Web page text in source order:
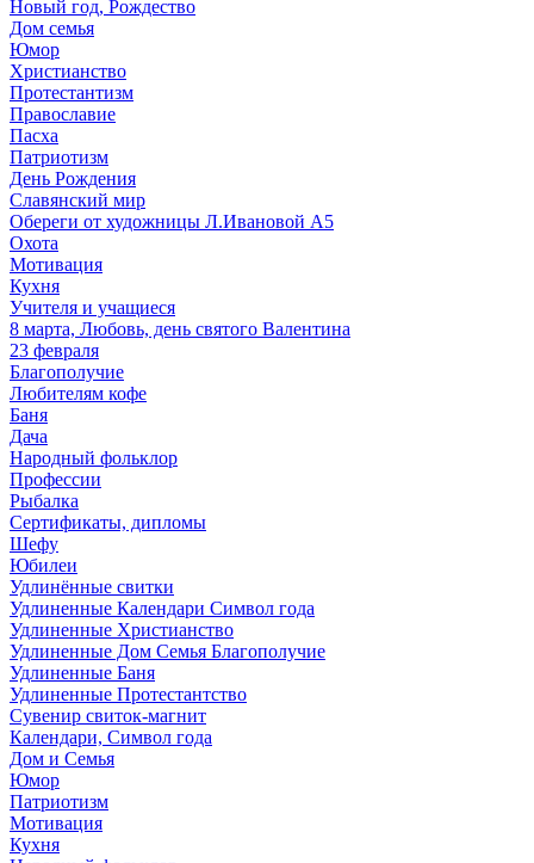
Новый год, Рождество
Дом семья
Юмор
Христианство
Протестантизм
Православие
Пасха
Патриотизм
День Рождения
Славянский мир
Обереги от художницы Л.Ивановой А5
Охота
Мотивация
Кухня
Учителя и учащиеся
8 марта, Любовь, день святого Валентина
23 февраля
Благополучие
Любителям кофе
Баня
Дача
Народный фольклор
Профессии
Рыбалка
Сертификаты, дипломы
Шефу
Юбилеи
Удлинённые свитки
Удлиненные Календари Символ года
Удлиненные Христианство
Удлиненные Дом Семья Благополучие
Удлиненные Баня
Удлиненные Протестантство
Сувенир свиток-магнит
Календари, Символ года
Дом и Семья
Юмор
Патриотизм
Мотивация
Кухня